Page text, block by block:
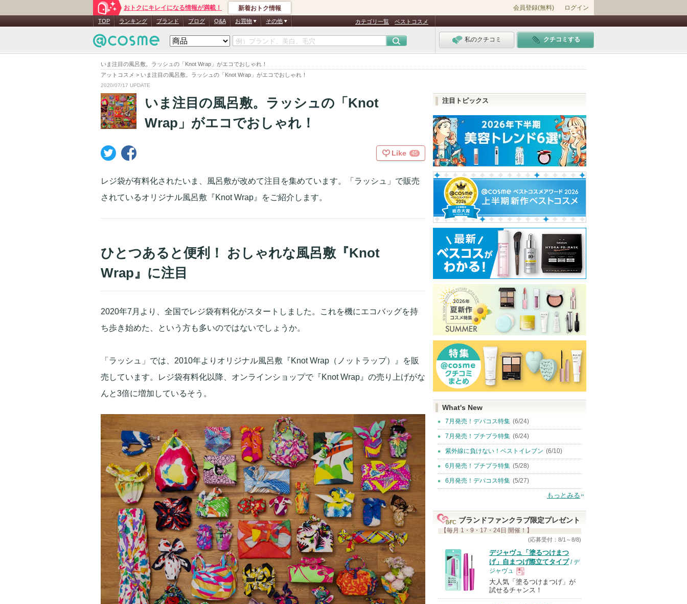
いま注目の風呂敷。ラッシュの「Knot Wrap」がエコでおしゃれ！
アットコスメ > いま注目の風呂敷。ラッシュの「Knot Wrap」がエコでおしゃれ！
おトクにキレイになる情報が満載！ 新着おトク情報 会員登録(無料) ログイン
TOP ランキング ブランド ブログ Q&A お買物 その他 カテゴリ一覧 ベストコスメ
私のクチコミ クチコミする
2020/07/17 UPDATE
いま注目の風呂敷。ラッシュの「Knot
Wrap」がエコでおしゃれ！
Like 45
レジ袋が有料化されたいま、風呂敷が改めて注目を集めています。「ラッシュ」で販売
されているオリジナル風呂敷『Knot Wrap』をご紹介します。
ひとつあると便利！ おしゃれな風呂敷『Knot
Wrap』に注目
2020年7月より、全国でレジ袋有料化がスタートしました。これを機にエコバッグを持
ち歩き始めた、という方も多いのではないでしょうか。
「ラッシュ」では、2010年よりオリジナル風呂敷『Knot Wrap（ノットラップ）』を販
売しています。レジ袋有料化以降、オンラインショップで『Knot Wrap』の売り上げがな
んと3倍に増加しているそう。
注目トピックス
What's New
7月発売！デパコス特集 (6/24)
7月発売！プチプラ特集 (6/24)
紫外線に負けない！ベストイレブン (6/10)
6月発売！プチプラ特集 (5/28)
6月発売！デパコス特集 (5/27)
もっとみる
ブランドファンクラブ限定プレゼント
【毎月 1・9・17・24日 開催！】
(応募受付：8/1～8/8)
デジャヴュ「塗るつけまつ
げ」自まつげ際立てタイプ/ デ
ジャヴュ
現
大人気「塗るつけまつげ」が
試せるチャンス！